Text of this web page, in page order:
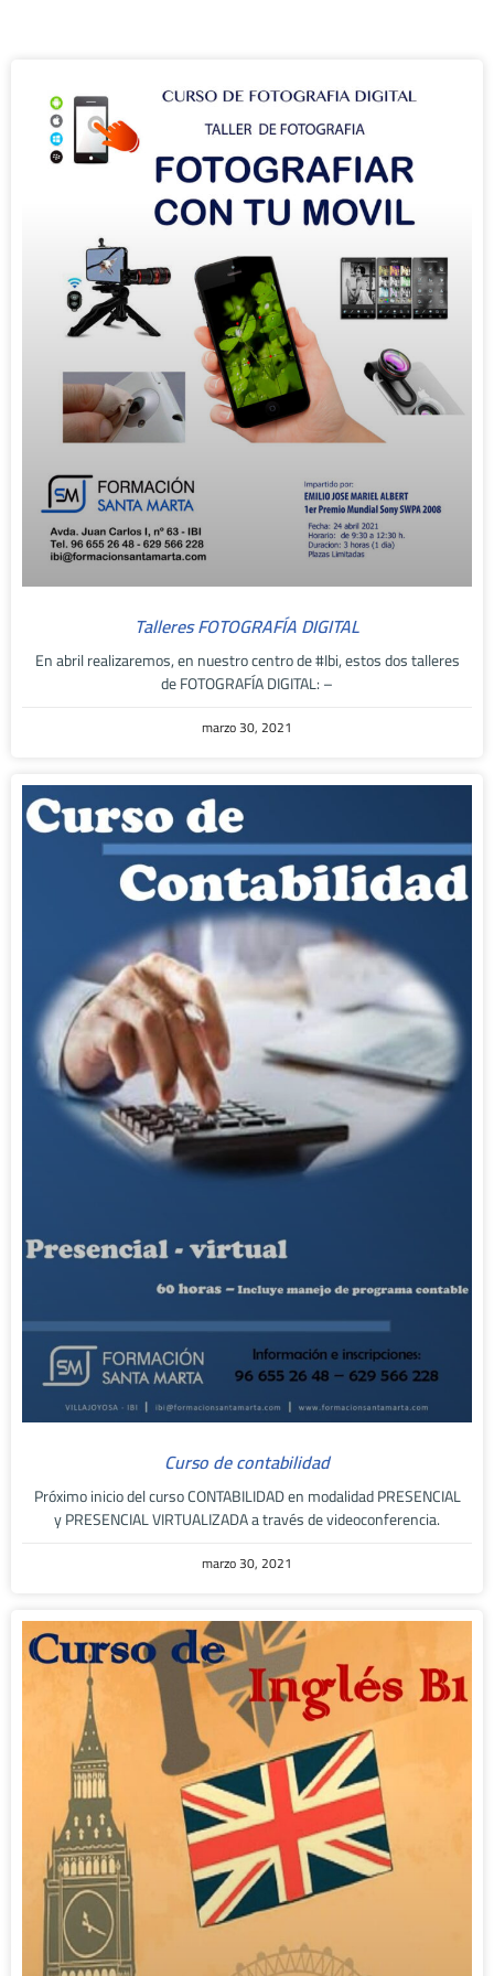
Talleres FOTOGRAFÍA DIGITAL
En abril realizaremos, en nuestro centro de #Ibi, estos dos talleres
de FOTOGRAFÍA DIGITAL: –
marzo 30, 2021
Curso de contabilidad
Próximo inicio del curso CONTABILIDAD en modalidad PRESENCIAL
y PRESENCIAL VIRTUALIZADA a través de videoconferencia.
marzo 30, 2021